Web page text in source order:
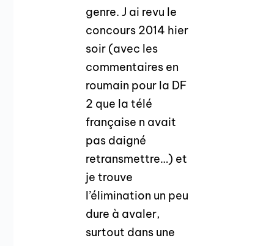
genre. J ai revu le
concours 2014 hier
soir (avec les
commentaires en
roumain pour la DF
2 que la télé
française n avait
pas daigné
retransmettre…) et
je trouve
l’élimination un peu
dure à avaler,
surtout dans une